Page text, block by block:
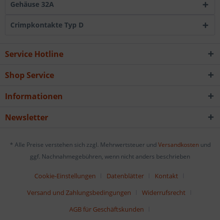
Gehäuse 32A
Crimpkontakte Typ D
Service Hotline
Shop Service
Informationen
Newsletter
* Alle Preise verstehen sich zzgl. Mehrwertsteuer und Versandkostenund
ggf. Nachnahmegebühren, wenn nicht anders beschrieben
Cookie-Einstellungen Datenblätter
Kontakt
Versand und Zahlungsbedingungen
Widerrufsrecht
AGB für Geschäftskunden